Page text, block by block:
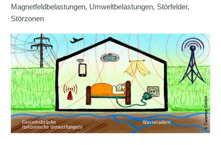
Magnetfeldbelastungen, Umweltbelastungen, Störfelder,
Störzonen